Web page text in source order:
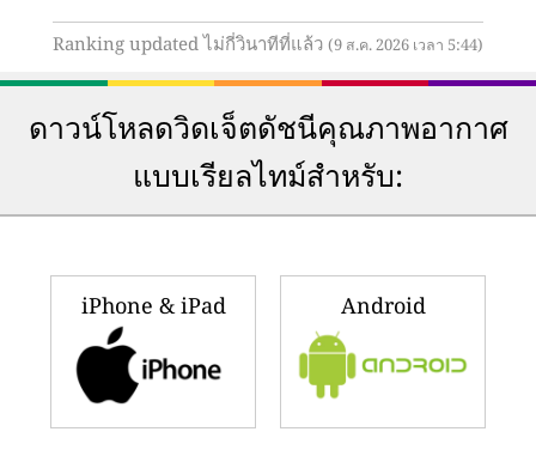
Ranking updated ไม่กี่วินาทีที่แล้ว (9 ส.ค. 2026 เวลา 5:44)
ดาวน์โหลดวิดเจ็ตดัชนีคุณภาพอากาศ
แบบเรียลไทม์สำหรับ:
iPhone & iPad Android